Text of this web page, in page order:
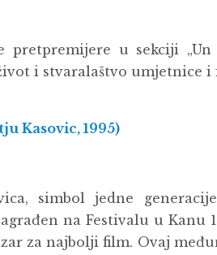
pretpremijere u sekciji
i stvaralaštvo umjetnice
Kasovic, 1995)
simbol jedne
na Festivalu u Kanu
za najbolji film. Ovaj